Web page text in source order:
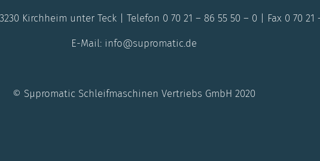
Kirchheim unter Teck | Telefon 0 70 21 – 86 55 50 – 0 | Fax 0 70 21
E-Mail: info@supromatic.de
© Sμpromatic Schleifmaschinen Vertriebs GmbH 2020